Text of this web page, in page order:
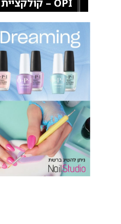
OPI – קולקציית אביב 25